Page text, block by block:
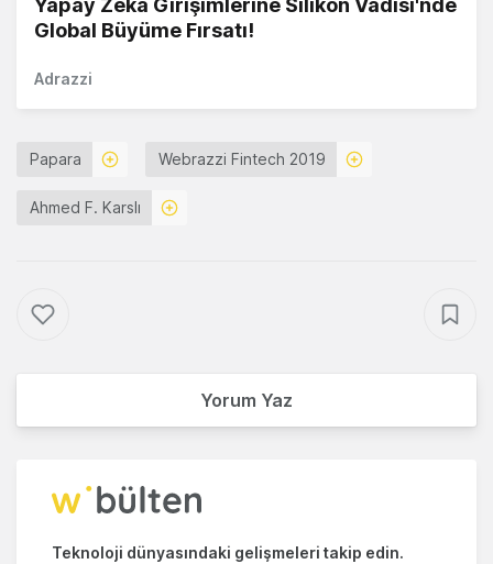
Yapay Zekâ Girişimlerine Silikon Vadisi'nde
Global Büyüme Fırsatı!
Adrazzi
Papara Webrazzi Fintech 2019
Ahmed F. Karslı
Yorum Yaz
Teknoloji dünyasındaki gelişmeleri takip edin.